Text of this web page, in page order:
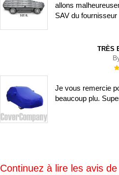
allons
SAV du fournisseur
TRÈS
Je vous remercie
beaucoup plu.
Continuez à lire les avis